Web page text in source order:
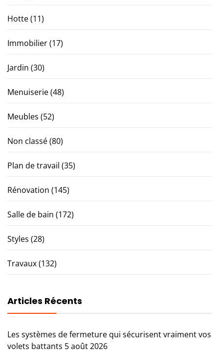
Hotte(11)
Immobilier(17)
Jardin (30)
Menuiserie(48)
Meubles (52)
Non classé(80)
Plan de travail (35)
Rénovation (145)
Salle de bain (172)
Styles (28)
Travaux(132)
Articles Récents
Les systèmes de fermeture qui sécurisent vraiment vos
volets battants 5 août 2026